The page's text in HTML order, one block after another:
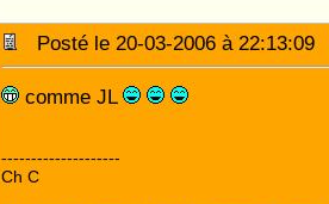
Posté le 20-03-2006 à
comme JL
--------------------
Ch C